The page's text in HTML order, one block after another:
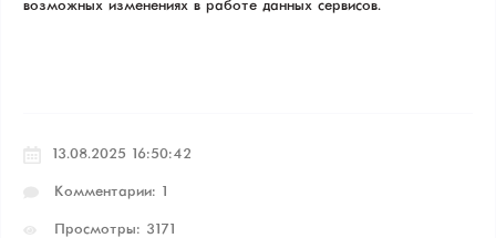
возможных изменениях в работе данных сервисов.
13.08.2025 16:50:42
Комментарии: 1
Просмотры: 3171